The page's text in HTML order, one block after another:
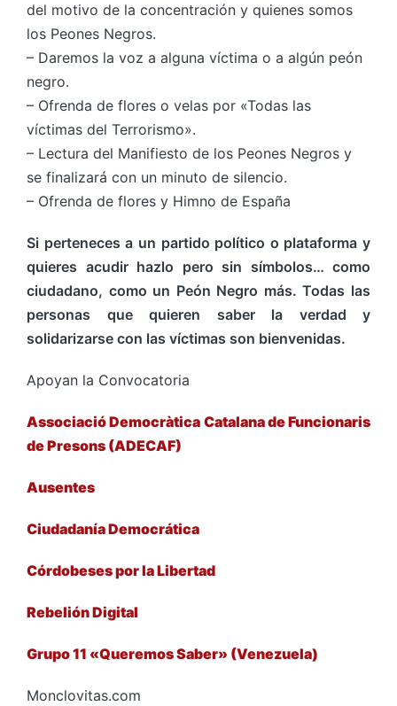
del motivo de la concentración y quienes somos
los Peones Negros.
– Daremos la voz a alguna víctima o a algún peón
negro.
– Ofrenda de flores o velas por «Todas las
víctimas del Terrorismo».
– Lectura del Manifiesto de los Peones Negros y
se finalizará con un minuto de silencio.
– Ofrenda de flores y Himno de España
Si perteneces a un partido político o plataforma y
quieres acudir hazlo pero sin símbolos… como
ciudadano, como un Peón Negro más. Todas las
personas que quieren saber la verdad y
solidarizarse con las víctimas son bienvenidas.
Apoyan la Convocatoria
Associació Democràtica Catalana de Funcionaris
de Presons (ADECAF)
Ausentes
Ciudadanía Democrática
Córdobeses por la Libertad
Rebelión Digital
Grupo 11 «Queremos Saber» (Venezuela)
Monclovitas.com